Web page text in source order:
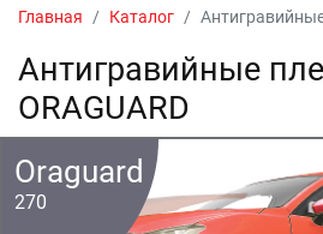
Главная Каталог
Антигравийные
ORAGUARD
Oraguard
270